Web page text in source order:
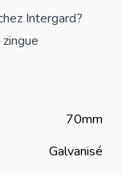
Intergard?
70mm
Galvanisé